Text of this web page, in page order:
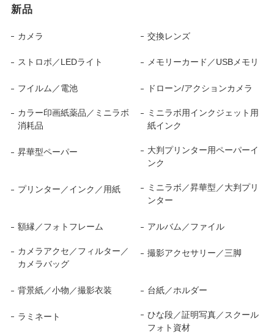
新品
カメラ 交換レンズ
ストロボ／LEDライト メモリーカード／USBメモリ
フイルム／電池 ドローン/アクションカメラ
カラー印画紙薬品／ミニラボ
消耗品
ミニラボ用インクジェット用
紙インク
昇華型ペーパー
大判プリンター用ペーパーイ
ンク
プリンター／インク／用紙
ミニラボ／昇華型／大判プリ
ンター
額縁／フォトフレーム アルバム／ファイル
カメラアクセ／フィルター／
カメラバッグ
撮影アクセサリー／三脚
背景紙／小物／撮影衣装 台紙／ホルダー
ラミネート
ひな段／証明写真／スクール
フォト資材